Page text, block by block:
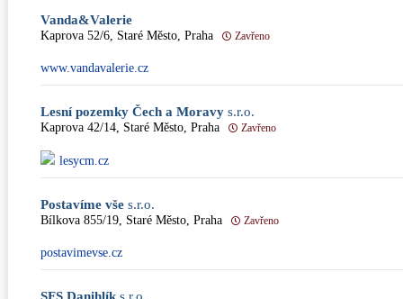
Vanda&Valerie
Kaprova 52/6, Staré Město, Praha Zavřeno
www.vandavalerie.cz
Lesní pozemky Čech a Moravy s.r.o.
Kaprova 42/14, Staré Město, Praha Zavřeno
lesycm.cz
Postavíme vše s.r.o.
Bílkova 855/19, Staré Město, Praha Zavřeno
postavimevse.cz